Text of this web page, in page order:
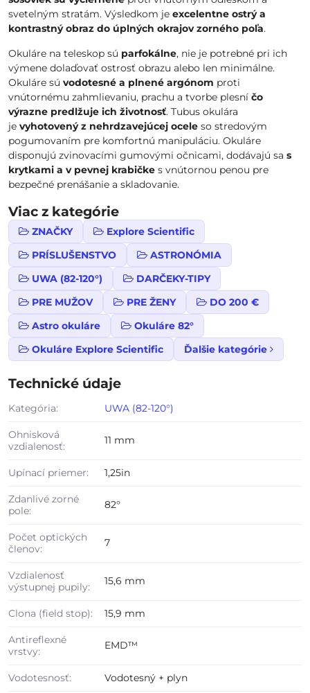
svetelným stratám. Výsledkom je excelentne ostrý a
kontrastný obraz do úplných okrajov zorného poľa.
Okuláre na teleskop sú parfokálne, nie je potrebné pri ich
výmene dolaďovať ostrosť obrazu alebo len minimálne.
Okuláre sú vodotesné a plnené argónom proti
vnútornému zahmlievaniu, prachu a tvorbe plesní čo
výrazne predlžuje ich životnosť. Tubus okulára
je vyhotovený z nehrdzavejúcej ocele so stredovým
pogumovaním pre komfortnú manipuláciu. Okuláre
disponujú zvinovacími gumovými očnicami, dodávajú sa s
krytkami a v pevnej krabičke s vnútornou penou pre
bezpečné prenášanie a skladovanie.
Viac z kategórie
ZNAČKY
Explore Scientific
PRÍSLUŠENSTVO
ASTRONÓMIA
UWA (82-120°)
DARČEKY-TIPY
PRE MUŽOV
PRE ŽENY
DO 200 €
Astro okuláre
Okuláre 82°
Okuláre Explore Scientific
Ďalšie kategórie
Technické údaje
Kategória: UWA (82-120°)
Ohnisková
vzdialenosť:
11 mm
Upínací priemer: 1,25in
Zdanlivé zorné
pole:
82°
Počet optických
členov:
7
Vzdialenosť
výstupnej pupily:
15,6 mm
Clona (field stop): 15,9 mm
Antireflexné
vrstvy:
EMD™
Vodotesnosť: Vodotesný + plyn